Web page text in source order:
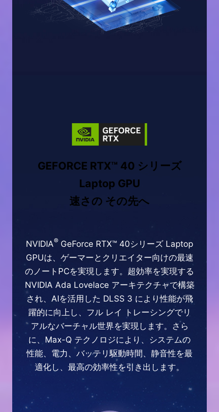
GEFORCE RTX™ 40 シリーズ
Laptop GPU
速さの その先へ
NVIDIA® GeForce RTX™ 40シリーズ Laptop
GPUは、ゲーマーとクリエイター向けの最速
のノートPCを実現します。超効率を実現する
NVIDIA Ada Lovelace アーキテクチャで構築
され、AIを活用した DLSS 3 により性能が飛
躍的に向上し、フル レイ トレーシングでリ
アルなバーチャル世界を実現します。さら
に、Max-Q テクノロジにより、システムの
性能、電力、バッテリ駆動時間、静音性を最
適化し、最高の効率性を引き出します。